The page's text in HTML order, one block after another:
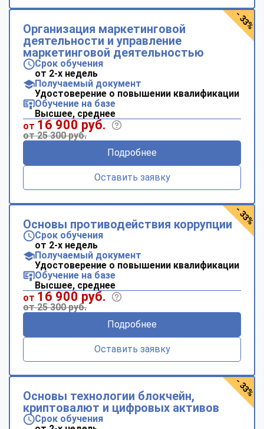
Организация маркетинговой
деятельности и управление
маркетинговой деятельностью
Срок обучения
от 2-х недель
Получаемый документ
Удостоверение о повышении квалификации
Обучение на базе
Высшее, среднее
от 16 900 руб.
от 25 300 руб.
Подробнее
Оставить заявку
- 33%
Основы противодействия коррупции
Срок обучения
от 2-х недель
Получаемый документ
Удостоверение о повышении квалификации
Обучение на базе
Высшее, среднее
от 16 900 руб.
от 25 300 руб.
Подробнее
Оставить заявку
- 33%
Основы технологии блокчейн,
криптовалют и цифровых активов
Срок обучения
- 33%